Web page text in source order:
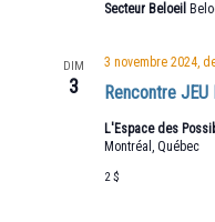
Secteur Beloeil
DIM
3 Rencontre JEU
3 novembre 2024,
L'Espace des
Montréal, Québec
2 $